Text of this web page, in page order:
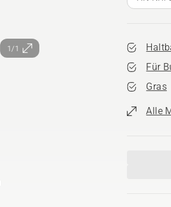
1/1
Für
Gras
Alle